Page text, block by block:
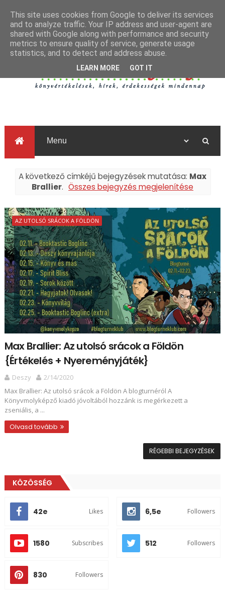
A következő címkéjű bejegyzések mutatása: Max
Brallier. Összes bejegyzés megjelenítése
AZ UTOLSÓ SRÁCOK A FÖLDÖN
Max Brallier: Az ​utolsó srácok a Földön
{Értékelés + Nyereményjáték}
Deszy
2/14/2020
Max Brallier: Az ​utolsó srácok a Földön A blogturnéról A
Könyvmolyképző kiadó jóvoltából hozzánk is megérkezett a
zseniális, a ...
Olvasd tovább
RÉGEBBI BEJEGYZÉSEK
KÖZÖSSÉG
42e Likes 6,5e Followers
1580 Subscribes 512 Followers
830 Followers
This site uses cookies from Google to deliver its services
and to analyze traffic. Your IP address and user-agent are
shared with Google along with performance and security
metrics to ensure quality of service, generate usage
statistics, and to detect and address abuse.
LEARN MORE GOT IT